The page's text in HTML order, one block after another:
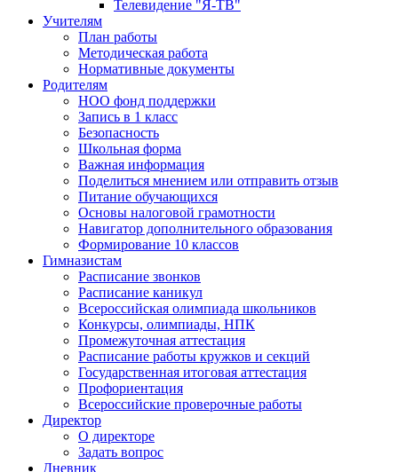
Телевидение "Я-ТВ"
Учителям
План работы
Методическая работа
Нормативные документы
Родителям
НОО фонд поддержки
Запись в 1 класс
Безопасность
Школьная форма
Важная информация
Поделиться мнением или отправить отзыв
Питание обучающихся
Основы налоговой грамотности
Навигатор дополнительного образования
Формирование 10 классов
Гимназистам
Расписание звонков
Расписание каникул
Всероссийская олимпиада школьников
Конкурсы, олимпиады, НПК
Промежуточная аттестация
Расписание работы кружков и секций
Государственная итоговая аттестация
Профориентация
Всероссийские проверочные работы
Директор
О директоре
Задать вопрос
Дневник